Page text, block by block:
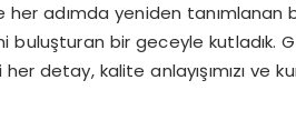
adımda yeniden tanımlanan
buluşturan bir geceyle kutladık.
detay, kalite anlayışımızı ve